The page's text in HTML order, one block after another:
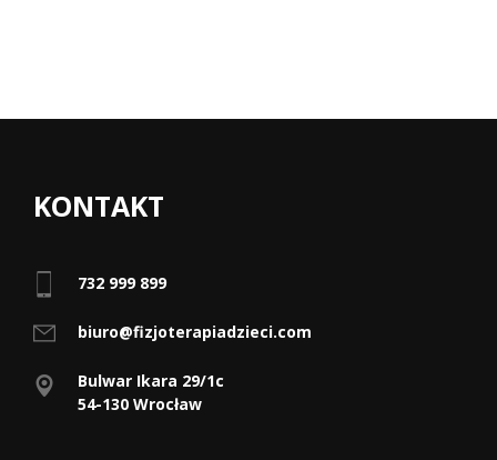
KONTAKT
732 999 899
biuro@fizjoterapiadzieci.com
Bulwar Ikara 29/1c
54-130 Wrocław